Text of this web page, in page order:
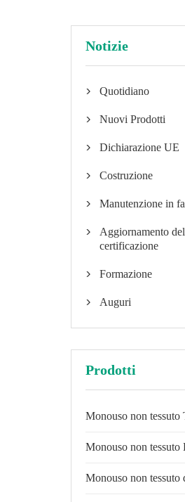
Notizie
 Quotidiano
 Nuovi Prodotti
 Dichiarazione UE
 Costruzione
 Manutenzione in

Aggiornamento
certificazione
 Formazione
 Auguri
Prodotti
Monouso non tessuto
Monouso non tessuto
Monouso non tessuto